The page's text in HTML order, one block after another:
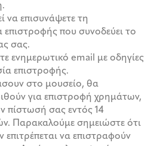
να επισυνάψετε τη
που συνοδεύει το
σας.
ενημερωτικό email με οδηγίες
επιστροφής.
στο μουσείο, θα
για επιστροφή χρημάτων,
πίστωσή σας εντός 14
Παρακαλούμε σημειώστε ότι
επιτρέπεται να επιστραφούν